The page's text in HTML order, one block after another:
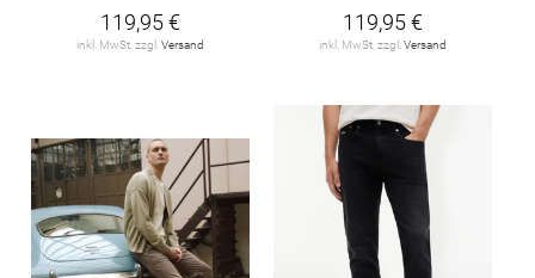
119,95 €
inkl. MwSt. zzgl. Versand
119,95 €
inkl. MwSt. zzgl. Versand